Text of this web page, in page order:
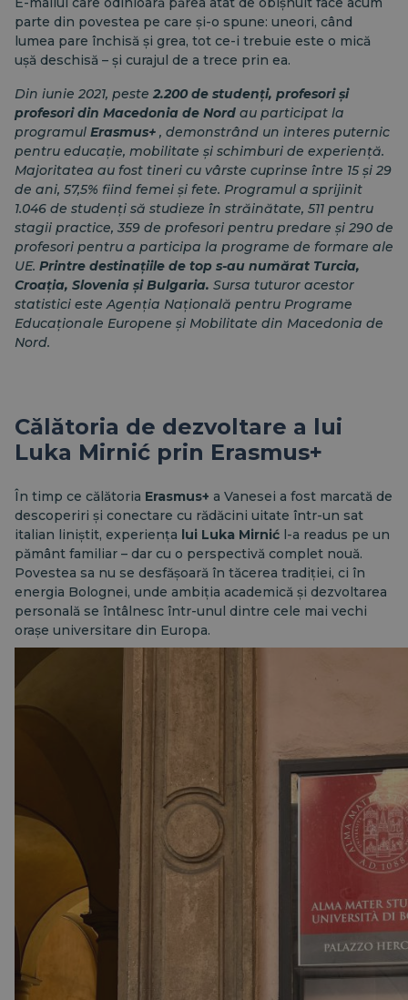
parte din povestea pe care și-o spune: uneori, când
lumea pare închisă și grea, tot ce-i trebuie este o mică
ușă deschisă – și curajul de a trece prin ea.
Din iunie 2021, peste 2.200 de studenți, profesori și
profesori din Macedonia de Nord au participat la
programul Erasmus+ , demonstrând un interes puternic
pentru educație, mobilitate și schimburi de experiență.
Majoritatea au fost tineri cu vârste cuprinse între 15 și 29
de ani, 57,5% fiind femei și fete. Programul a sprijinit
1.046 de studenți să studieze în străinătate, 511 pentru
stagii practice, 359 de profesori pentru predare și 290 de
profesori pentru a participa la programe de formare ale
UE. Printre destinațiile de top s-au numărat Turcia,
Croația, Slovenia și Bulgaria. Sursa tuturor acestor
statistici este Agenția Națională pentru Programe
Educaționale Europene și Mobilitate din Macedonia de
Nord.
Călătoria de dezvoltare a lui
Luka Mirnić prin Erasmus+
În timp ce călătoria Erasmus+ a Vanesei a fost marcată de
descoperiri și conectare cu rădăcini uitate într-un sat
italian liniștit, experiența lui Luka Mirnić l-a readus pe un
pământ familiar – dar cu o perspectivă complet nouă.
Povestea sa nu se desfășoară în tăcerea tradiției, ci în
energia Bolognei, unde ambiția academică și dezvoltarea
personală se întâlnesc într-unul dintre cele mai vechi
orașe universitare din Europa.